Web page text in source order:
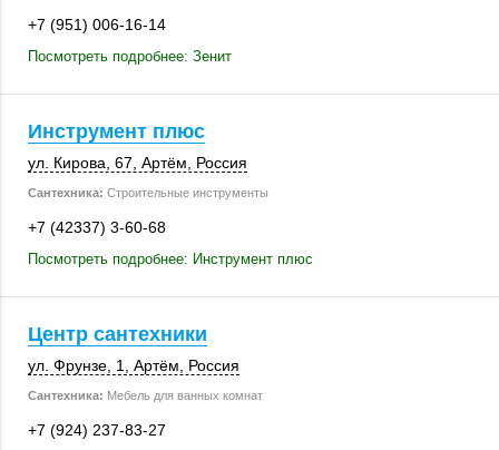
+7 (951) 006-16-14
Посмотреть подробнее: Зенит
Инструмент плюс
ул. Кирова, 67 Артём Россия
Сантехника: Строительные инструменты
+7 (42337) 3-60-68
Посмотреть подробнее: Инструмент плюс
Центр сантехники
ул. Фрунзе, 1 Артём Россия
Сантехника: Мебель для ванных комнат
+7 (924) 237-83-27